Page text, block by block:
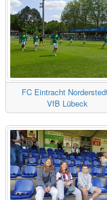
FC Eintracht
VfB Lübeck